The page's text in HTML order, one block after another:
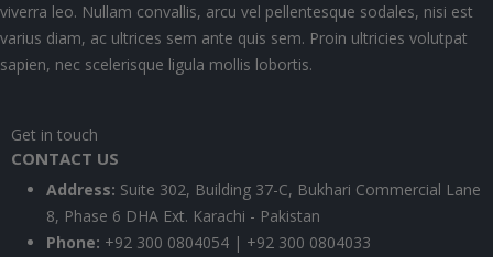
viverra leo. Nullam convallis, arcu vel pellentesque sodales, nisi est
varius diam, ac ultrices sem ante quis sem. Proin ultricies volutpat
sapien, nec scelerisque ligula mollis lobortis.
Get in touch
CONTACT US
Address: Suite 302, Building 37-C, Bukhari Commercial Lane
8, Phase 6 DHA Ext. Karachi - Pakistan
Phone: +92 300 0804054 | +92 300 0804033